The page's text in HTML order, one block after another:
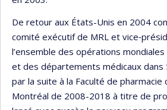
De retour aux États-Unis en 2004
comité exécutif de MRL et
l’ensemble des opérations
et des départements médicaux dans
par la suite à la Faculté de pharmacie
Montréal de 2008-2018 à titre de